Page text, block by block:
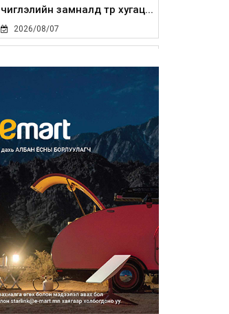
чиглэлийн замналд түр хугац...
2026/08/07
2026/08/07
Улаанбаатарт өдөртөө 30 хэм
дулаан
2026/08/07
Улсын чанартай хатуу
хучилттай авто замын талаас
и...
2026/08/06
Засгийн газар энэ оныг
дуустал санхүүгийн хэмнэлти...